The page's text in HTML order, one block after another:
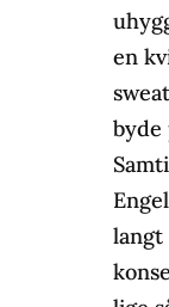
en
byde
langt